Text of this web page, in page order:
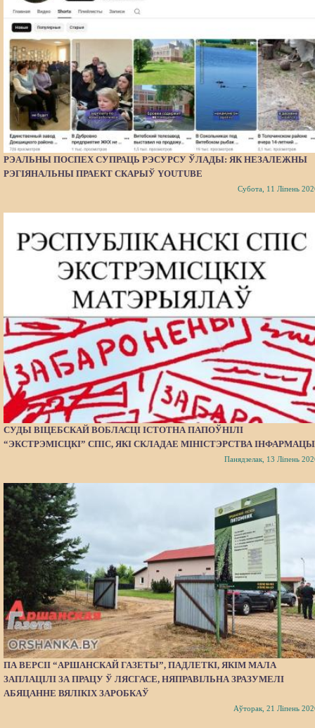
РЭАЛЬНЫ ПОСПЕХ СУПРАЦЬ РЭСУРСУ ЎЛАДЫ: ЯК НЕЗАЛЕЖНЫ
РЭГІЯНАЛЬНЫ ПРАЕКТ СКАРЫЎ YOUTUBE
Субота, 11 Ліпень
СУДЫ ВІЦЕБСКАЙ ВОБЛАСЦІ ІСТОТНА ПАПОЎНІЛІ
“ЭКСТРЭМІСЦКІ” СПІС, ЯКІ СКЛАДАЕ МІНІСТЭРСТВА
Панядзелак, 13 Ліпень
ПА ВЕРСІІ “АРШАНСКАЙ ГАЗЕТЫ”, ПАДЛЕТКІ, ЯКІМ МАЛА
ЗАПЛАЦІЛІ ЗА ПРАЦУ Ў ЛЯСГАСЕ, НЯПРАВІЛЬНА ЗРАЗУМЕЛІ
АБЯЦАННЕ ВЯЛІКІХ ЗАРОБКАЎ
Аўторак, 21 Ліпень